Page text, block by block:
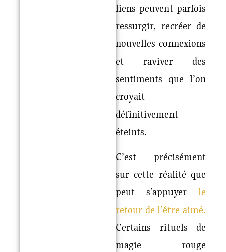
liens peuvent parfois
ressurgir, recréer de
nouvelles connexions
et raviver des
sentiments que l’on
croyait
définitivement
éteints.
C’est précisément
sur cette réalité que
peut s’appuyer le
retour de l’être aimé.
Certains rituels de
magie rouge